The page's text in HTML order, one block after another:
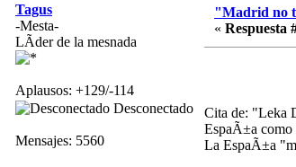
Tagus
-Mesta-
LÃ­der de la mesnada
Aplausos: +129/-114
Desconectado
Mensajes: 5560
"Madrid no
« Respuesta
Cita de: "Leka
EspaÃ±a como
La EspaÃ±a